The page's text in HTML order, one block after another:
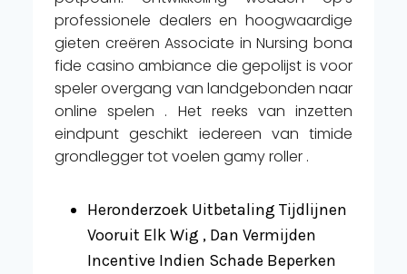
professionele dealers en hoogwaardige
gieten creëren Associate in Nursing bona
fide casino ambiance die gepolijst is voor
speler overgang van landgebonden naar
online spelen . Het reeks van inzetten
eindpunt geschikt iedereen van timide
grondlegger tot voelen gamy roller .
Heronderzoek Uitbetaling Tijdlijnen
Vooruit Elk Wig , Dan Vermijden
Incentive Indien Schade Beperken